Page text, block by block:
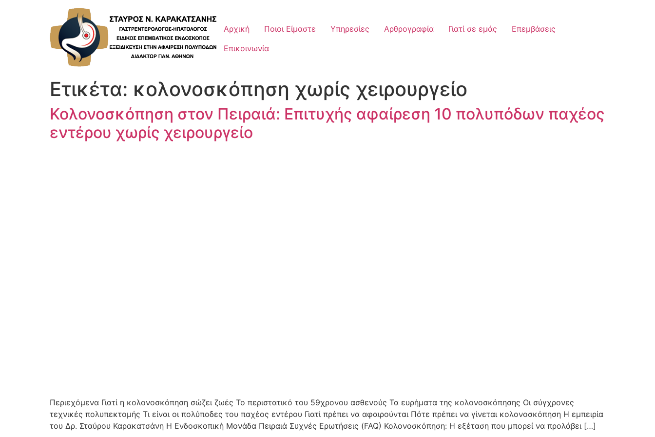
Αρχική Ποιοι Είμαστε Υπηρεσίες Αρθρογραφία Γιατί σε εμάς
Επεμβάσεις
Επικοινωνία
Ετικέτα: κολονοσκόπηση χωρίς χειρουργείο
Κολονοσκόπηση στον Πειραιά: Επιτυχής αφαίρεση 10 πολυπόδων παχέος
εντέρου χωρίς χειρουργείο
Περιεχόμενα Γιατί η κολονοσκόπηση σώζει ζωές Το περιστατικό του 59χρονου ασθενούς Τα ευρήματα της κολονοσκόπησης Οι σύγχρονες
τεχνικές πολυπεκτομής Τι είναι οι πολύποδες του παχέος εντέρου Γιατί πρέπει να αφαιρούνται Πότε πρέπει να γίνεται κολονοσκόπηση Η εμπειρία
του Δρ. Σταύρου Καρακατσάνη Η Ενδοσκοπική Μονάδα Πειραιά Συχνές Ερωτήσεις (FAQ) Κολονοσκόπηση: Η εξέταση που μπορεί να προλάβει […]